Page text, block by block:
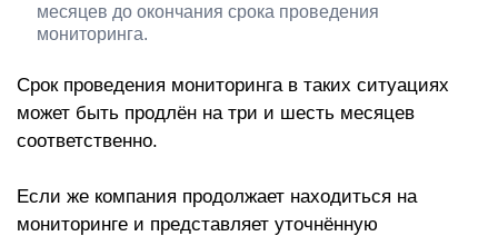
месяцев до окончания срока проведения
мониторинга.
Срок проведения мониторинга в таких ситуациях
может быть продлён на три и шесть месяцев
соответственно.
Если же компания продолжает находиться на
мониторинге и представляет уточнённую